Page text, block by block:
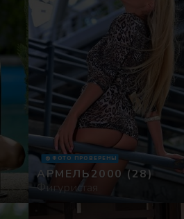
АРМЕЛЬ2000 (28)
Фигуристая
ФОТО ПРОВЕРЕНЫ